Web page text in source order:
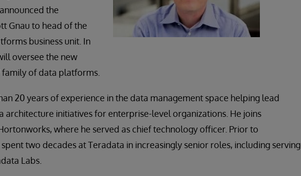
the
Gnau to head of the
business unit. In
oversee the new
of data platforms.
20 years of experience in the data management space helping lead
architecture initiatives for enterprise-level organizations. He joins
where he served as chief technology officer. Prior to
two decades at Teradata in increasingly senior roles, including serving
Labs.